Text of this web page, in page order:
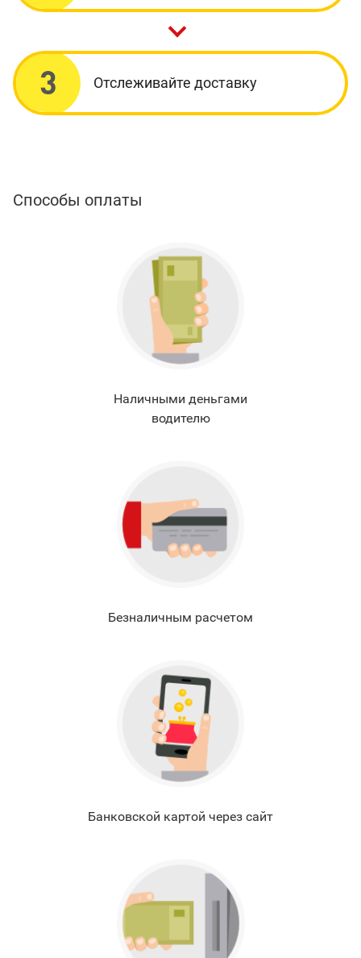
3 Отслеживайте доставку
Способы оплаты
Наличными деньгами
водителю
Безналичным расчетом
Банковской картой через сайт